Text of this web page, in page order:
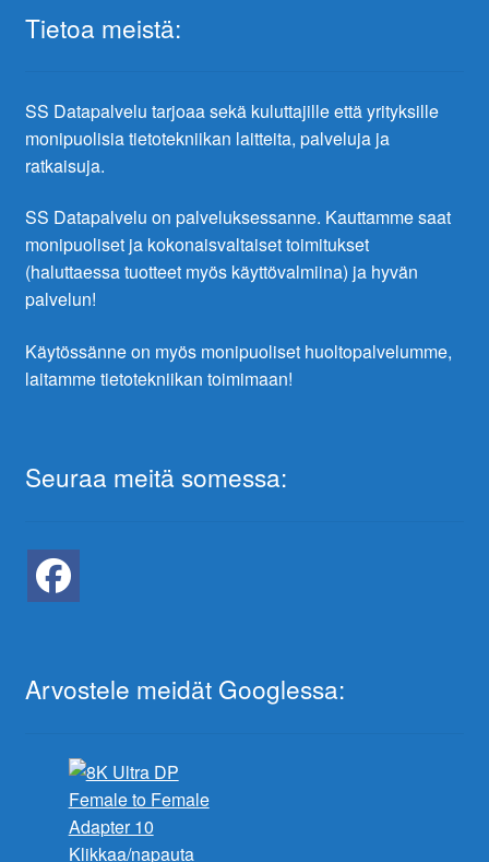
Tietoa meistä:
SS Datapalvelu tarjoaa sekä kuluttajille että yrityksille
monipuolisia tietotekniikan laitteita, palveluja ja
ratkaisuja.
SS Datapalvelu on palveluksessanne. Kauttamme saat
monipuoliset ja kokonaisvaltaiset toimitukset
(haluttaessa tuotteet myös käyttövalmiina) ja hyvän
palvelun!
Käytössänne on myös monipuoliset huoltopalvelumme,
laitamme tietotekniikan toimimaan!
Seuraa meitä somessa:
Arvostele meidät Googlessa:
Klikkaa/napauta